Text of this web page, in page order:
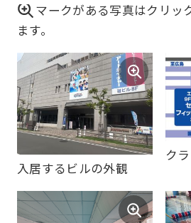
マークがある写真はクリッ
ます。
入居するビルの外観
ク